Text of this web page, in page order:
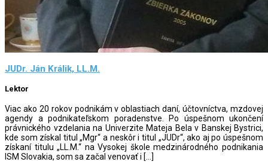
JUDr. Ján Králik, LL.M.
Lektor
Viac ako 20 rokov podnikám v oblastiach daní, účtovníctva, mzdovej
agendy a podnikateľskom poradenstve. Po úspešnom ukončení
právnického vzdelania na Univerzite Mateja Bela v Banskej Bystrici,
kde som získal titul „Mgr“ a neskôr i titul „JUDr“, ako aj po úspešnom
získaní titulu „LL.M.“ na Vysokej škole medzinárodného podnikania
ISM Slovakia, som sa začal venovať i […]